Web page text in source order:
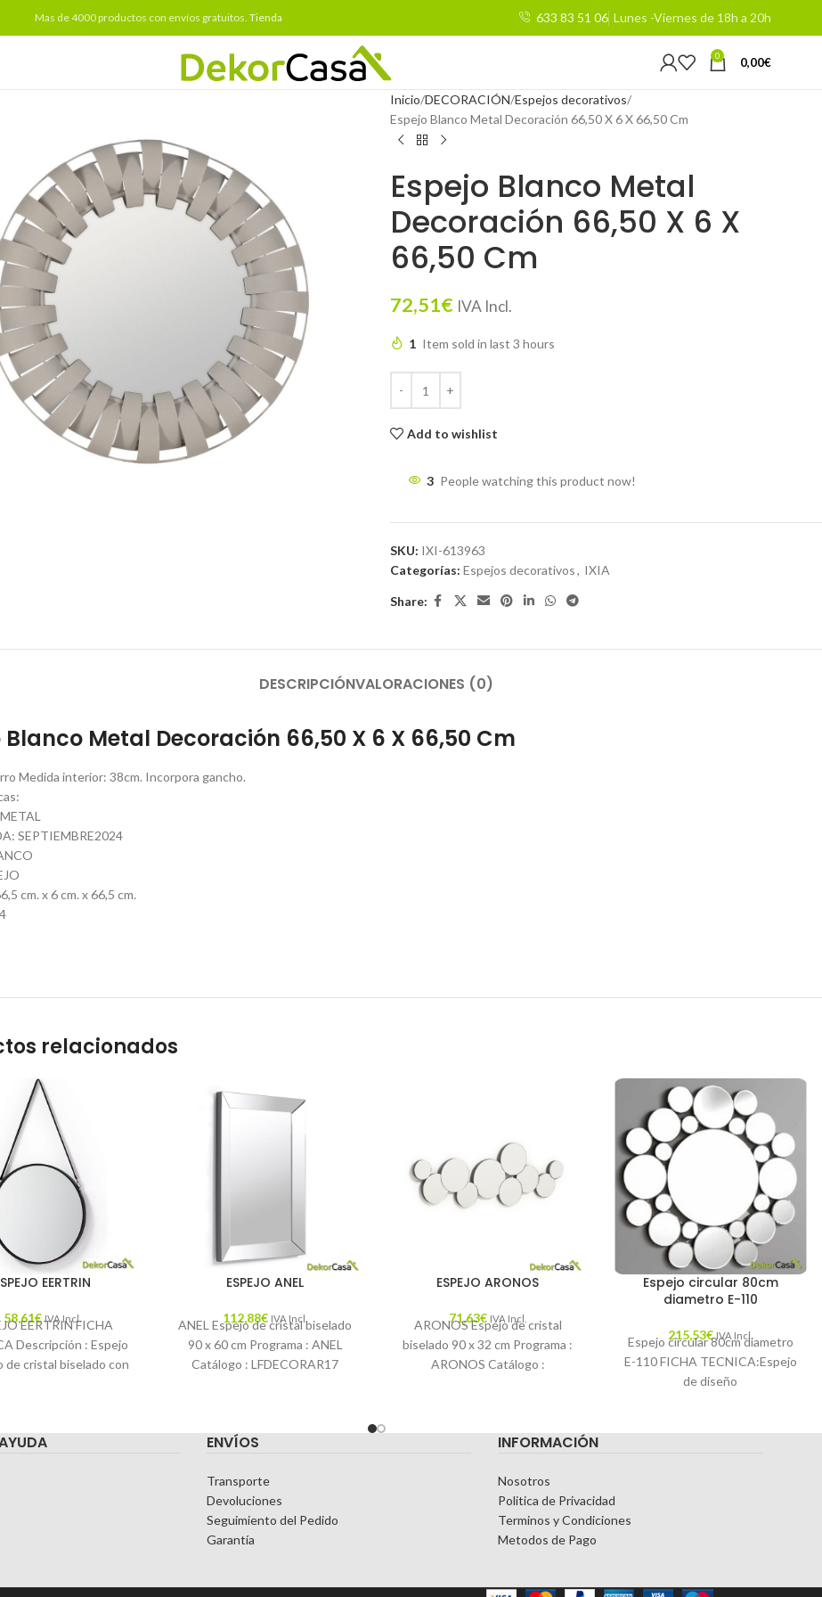
Mas de 4000 productos con envíos gratuitos. Tienda 633 83 51 06 Lunes -Viernes de 18h a 20h
0 0,00€
Inicio DECORACIÓN Espejos decorativos
Espejo Blanco Metal Decoración 66,50 X 6 X 66,50 Cm
Espejo Blanco Metal
Decoración 66,50 X 6 X
66,50 Cm
72,51€ IVA Incl.
1 Item sold in last 3 hours
Add to wishlist
3 People watching this product now!
SKU: IXI-613963
Categorías: Espejos decorativos, IXIA
Share:
DESCRIPCIÓNVALORACIONES (0)
Blanco Metal Decoración 66,50 X 6 X 66,50 Cm
Medida interior: 38cm. Incorpora gancho.
SEPTIEMBRE2024
cm. x 6 cm. x 66,5 cm.
relacionados
EERTRIN
58,61€ IVA Incl.
EERTRIN FICHA
Descripción : Espejo
de cristal biselado con
ESPEJO ANEL
112,88€ IVA Incl.
ANEL Espejo de cristal biselado
90 x 60 cm Programa : ANEL
Catálogo : LFDECORAR17
ESPEJO ARONOS
71,63€ IVA Incl.
ARONOS Espejo de cristal
biselado 90 x 32 cm Programa :
ARONOS Catálogo :
Espejo circular 80cm
diametro E-110
215,53€ IVA Incl.
Espejo circular 80cm diametro
E-110 FICHA TECNICA:Espejo
de diseño
ENVÍOS
Transporte
Devoluciones
Seguimiento del Pedido
Garantía
INFORMACIÓN
Nosotros
Politica de Privacidad
Terminos y Condiciones
Metodos de Pago